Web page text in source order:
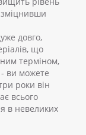
зміцнивши
довго,
що
терміном,
ви можете
роки він
всього
в невеликих